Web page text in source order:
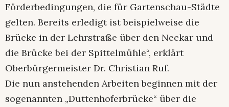
Förderbedingungen, die für Gartenschau-Städte
gelten. Bereits erledigt ist beispielweise die
Brücke in der Lehrstraße über den Neckar und
die Brücke bei der Spittelmühle“, erklärt
Oberbürgermeister Dr. Christian Ruf.
Die nun anstehenden Arbeiten beginnen mit der
sogenannten „Duttenhoferbrücke“ über die